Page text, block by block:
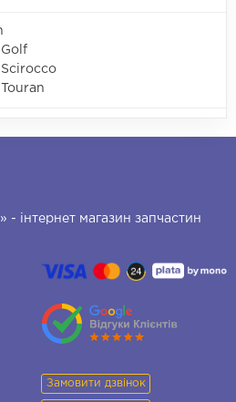
інтернет магазин запчастин
Замовити дзвінок